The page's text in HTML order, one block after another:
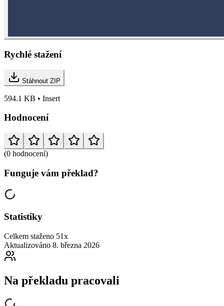
Rychlé stažení
Stáhnout ZIP
594.1 KB • Insert
Hodnocení
(0 hodnocení)
Funguje vám překlad?
Statistiky
Celkem staženo 51x
Aktualizováno 8. března 2026
Na překladu pracovali